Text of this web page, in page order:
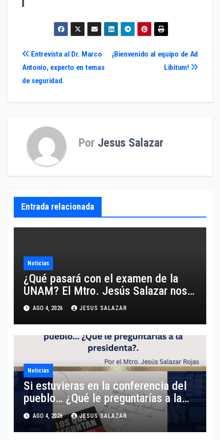
Navegación
de
entradas
¡Bienvenido al equipo de Ad
Libitum!
Entrevista al Dr. Marco
Antonio, experto en temas
de seguridad.
Por Jesus Salazar
Entrada relacionada
Noticias
¿Qué pasará con el examen de la
UNAM? El Mtro. Jesús Salazar nos
comparte un análisis certero y al
grano respecto a este tema.
AGO 4, 2026 JESUS SALAZAR
Noticias
Si estuvieras en la conferencia del
pueblo… ¿Qué le preguntarías a la
presidenta?
AGO 4, 2026 JESUS SALAZAR